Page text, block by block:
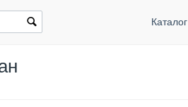
Каталог